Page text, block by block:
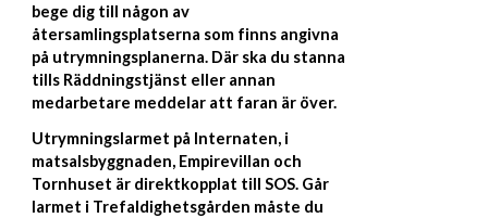
bege dig till någon av
återsamlingsplatserna som finns angivna
på utrymningsplanerna. Där ska du stanna
tills Räddningstjänst eller annan
medarbetare meddelar att faran är över.
Utrymningslarmet på Internaten, i
matsalsbyggnaden, Empirevillan och
Tornhuset är direktkopplat till SOS. Går
larmet i Trefaldighetsgården måste du